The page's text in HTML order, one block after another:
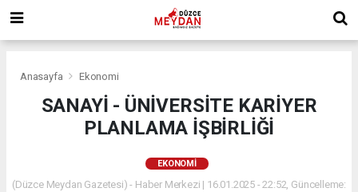
Anasayfa Ekonomi
SANAYİ - ÜNİVERSİTE KARİYER
PLANLAMA İŞBİRLİĞİ
EKONOMI
(Düzce Meydan Gazetesi) - Haber Merkezi | 16.01.2025 - 22:52, Güncelleme: